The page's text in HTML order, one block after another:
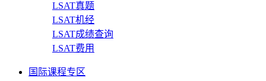
LSAT真题
LSAT机经
LSAT成绩查询
LSAT费用
国际课程专区